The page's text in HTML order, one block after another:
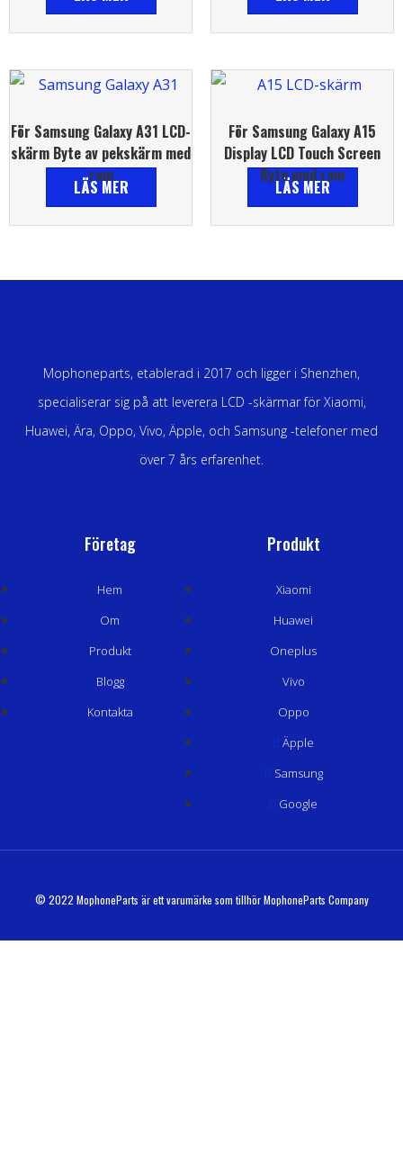
För Samsung Galaxy A31 LCD-
skärm Byte av pekskärm med
ram
LÄS MER
För Samsung Galaxy A15
Display LCD Touch Screen
Byte med ram
LÄS MER
Mophoneparts, etablerad i 2017 och ligger i Shenzhen,
specialiserar sig på att leverera LCD -skärmar för Xiaomi,
Huawei, Ära, Oppo, Vivo, Äpple, och Samsung -telefoner med
över 7 års erfarenhet.
Företag
Hem
Om
Produkt
Blogg
Kontakta
Produkt
Xiaomi
Huawei
Oneplus
Vivo
Oppo
Äpple
Samsung
Google
© 2022 MophoneParts är ett varumärke som tillhör MophoneParts Company